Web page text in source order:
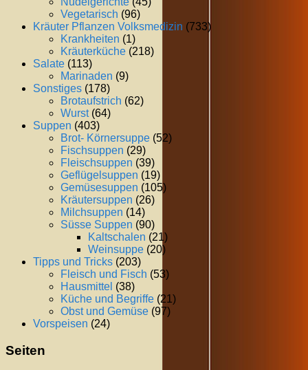
Vegetarisch (96)
Kräuter Pflanzen Volksmedizin (733)
Krankheiten (1)
Kräuterküche (218)
Salate (113)
Marinaden (9)
Sonstiges (178)
Brotaufstrich (62)
Wurst(64)
Suppen (403)
Brot- Körnersuppe (52)
Fischsuppen (29)
Fleischsuppen (39)
Geflügelsuppen (19)
Gemüsesuppen (105)
Kräutersuppen (26)
Milchsuppen (14)
Süsse Suppen (90)
Kaltschalen (21)
Weinsuppe (20)
Tipps und Tricks (203)
Fleisch und Fisch (53)
Hausmittel (38)
Küche und Begriffe (21)
Obst und Gemüse (97)
Vorspeisen (24)
Seiten